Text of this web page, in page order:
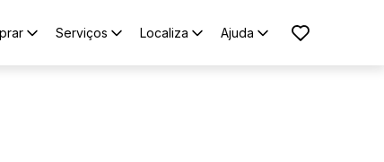
Serviços Localiza Ajuda